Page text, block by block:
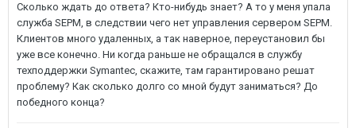
Сколько ждать до ответа? Кто-нибудь знает? А то у меня упала
служба SEPM, в следствии чего нет управления сервером SEPM.
Клиентов много удаленных, а так наверное, переустановил бы
уже все конечно. Ни когда раньше не обращался в службу
техподдержки Symantec, скажите, там гарантировано решат
проблему? Как сколько долго со мной будут заниматься? До
победного конца?